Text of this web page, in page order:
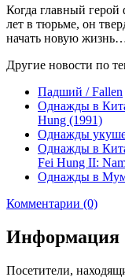
Когда главный герой
лет в тюрьме, он
начать новую
Другие новости по
Падший / Fallen
Однажды в
Hung (1991)
Однажды
Однажды в
Fei Hung II:
Однажды в
Комментарии (0)
Информация
Посетители,